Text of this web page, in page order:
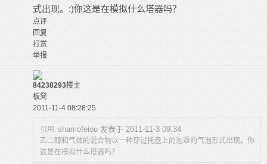
式出现。:)你这是在模拟什么塔器吗？
点评
回复
打赏
举报
84238293楼主
板凳
2011-11-4 08:28:25
引用: shamofeiou 发表于 2011-11-3 09:34
乙二醇和气体的混合物以一种穿过托盘上的泡罩的气泡形式出现。你
这是在模拟什么塔器吗？